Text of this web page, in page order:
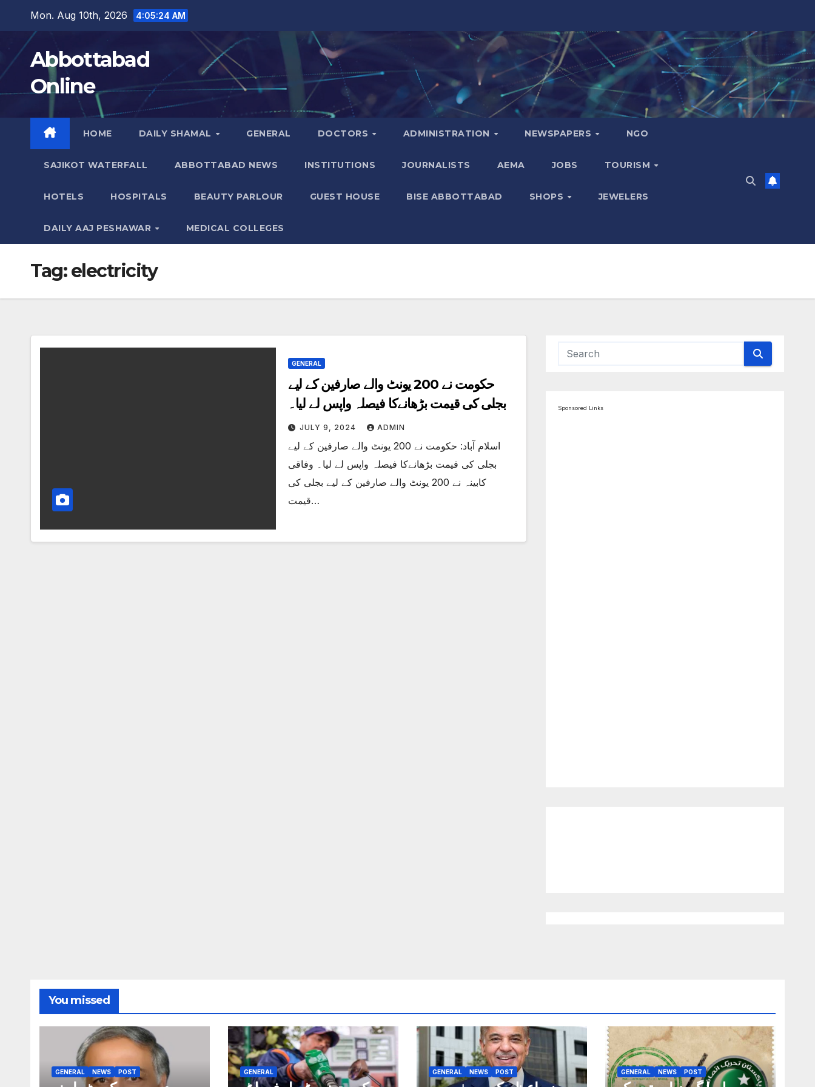
content
Mon. Aug 10th, 2026 4:05:24 AM
Abbottabad
Online
HOME DAILY SHAMAL GENERAL DOCTORS ADMINISTRATION NEWSPAPERS NGO
SAJIKOT WATERFALL ABBOTTABAD NEWS INSTITUTIONS JOURNALISTS AEMA JOBS TOURISM
HOTELS HOSPITALS BEAUTY PARLOUR GUEST HOUSE BISE ABBOTTABAD SHOPS JEWELERS
DAILY AAJ PESHAWAR MEDICAL COLLEGES
Tag:electricity
GENERAL
حکومت نے 200 یونٹ والے صارفین کے لیے
بجلی کی قیمت بڑھانےکا فیصلہ واپس لے لیا۔
JULY 9, 2024 ADMIN
اسلام آباد: حکومت نے 200 یونٹ والے صارفین کے لیے
بجلی کی قیمت بڑھانےکا فیصلہ واپس لے لیا۔ وفاقی
کابینہ نے 200 یونٹ والے صارفین کے لیے بجلی کی
قیمت…
Sponsored Links
You missed
GENERAL NEWS POST GENERAL GENERAL NEWS POST GENERAL NEWS POST